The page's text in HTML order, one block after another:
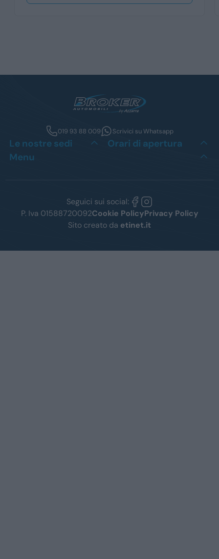
019 93 88 009 Scrivici su Whatsapp
Le nostre sedi
Orari di apertura
Menu
Seguici sui social:
P. Iva 01588720092Cookie PolicyPrivacy Policy
Sito creato da etinet.it